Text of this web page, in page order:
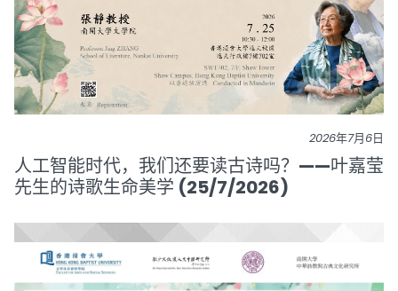
2026年7月6日
人工智能时代，我们还要读古诗吗？——叶嘉莹
先生的诗歌生命美学 (25/7/2026)